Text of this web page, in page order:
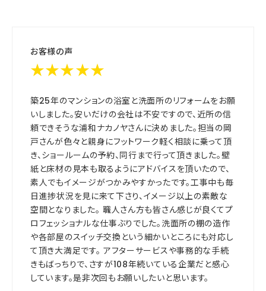
お客様の声
★★★★★
築25年のマンションの浴室と洗面所のリフォームをお願
いしました。安いだけの会社は不安ですので、近所の信
頼できそうな浦和ナカノヤさんに決めました。担当の岡
戸さんが色々と親身にフットワーク軽く相談に乗って頂
き、ショールームの予約、同行まで行って頂きました。壁
紙と床材の見本も取るようにアドバイスを頂いたので、
素人でもイメージがつかみやすかったです。工事中も毎
日進捗状況を見に来て下さり、イメージ以上の素敵な
空間となりました。 職人さん方も皆さん感じが良くてプ
ロフェッショナルな仕事ぶりでした。洗面所の棚の造作
や各部屋のスイッチ交換という細かいところにも対応し
て頂き大満足です。 アフターサービスや事務的な手続
きもばっちりで、さすが108年続いている企業だと感心
しています。是非次回もお願いしたいと思います。